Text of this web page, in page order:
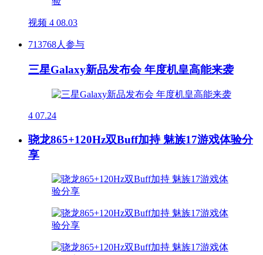
视频 4 08.03
713768人参与
三星Galaxy新品发布会 年度机皇高能来袭
4 07.24
骁龙865+120Hz双Buff加持 魅族17游戏体验分
享